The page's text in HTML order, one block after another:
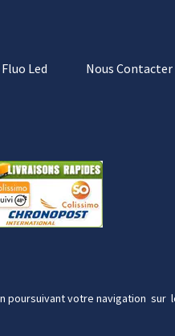
Led Nous Contacter
poursuivant votre navigation sur